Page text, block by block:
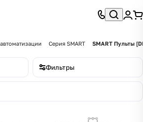
Серия SMART SMART Пульты
Фильтры